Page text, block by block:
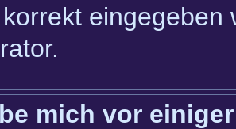
mich vor